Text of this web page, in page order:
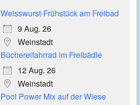
Weisswurst-Frühstück am Freibad
9 Aug. 26
Weinstadt
Büchereifahrrad im Freibädle
12 Aug. 26
Weinstadt
Pool Power Mix auf der Wiese